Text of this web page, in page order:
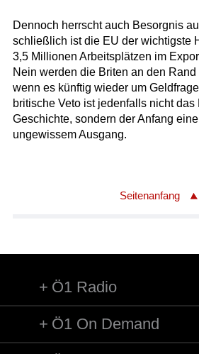
Dennoch herrscht auch Besorgnis
schließlich ist die EU der wichtigste
3,5 Millionen Arbeitsplätzen im
Nein werden die Briten an den
wenn es künftig wieder um
britische Veto ist jedenfalls nicht das
Geschichte, sondern der Anfang
ungewissem Ausgang.
Seitenanfang
Ö1 Radio
Ö1 On Demand